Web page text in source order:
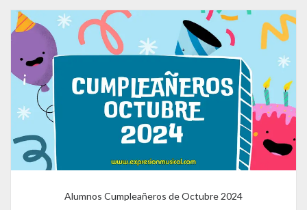
Alumnos Cumpleañeros de Octubre 2024